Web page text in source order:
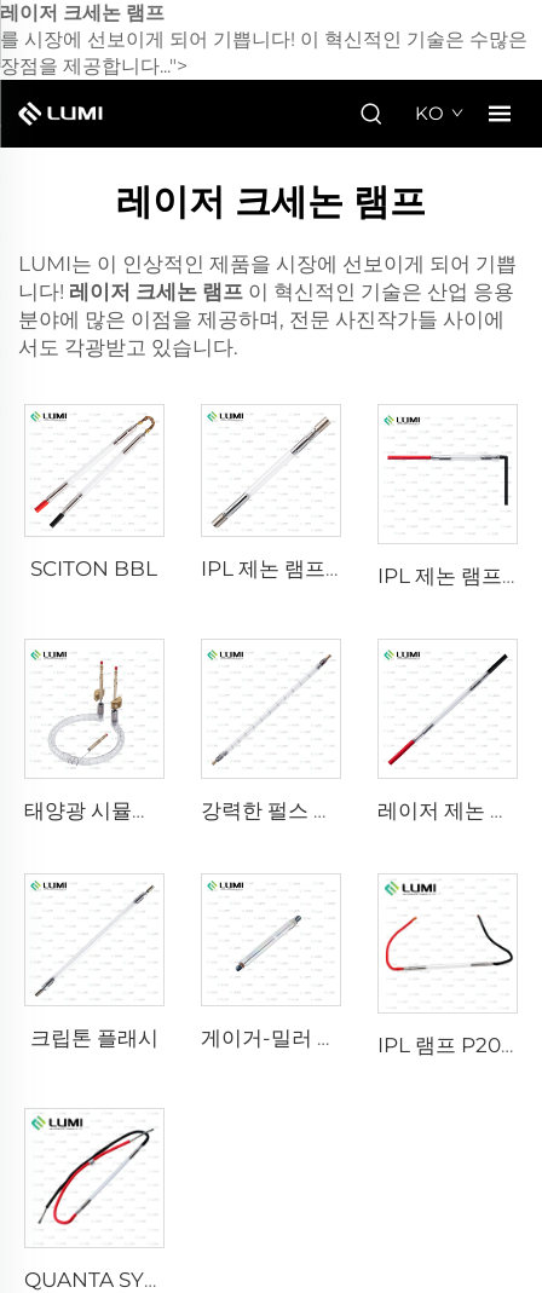
레이저 크세논 램프
를 시장에 선보이게 되어 기쁩니다! 이 혁신적인 기술은 수많은
장점을 제공합니다...">
KO
레이저 크세논 램프
LUMI는 이 인상적인 제품을 시장에 선보이게 되어 기쁩
니다! 레이저 크세논 램프 이 혁신적인 기술은 산업 응용
분야에 많은 이점을 제공하며, 전문 사진작가들 사이에
서도 각광받고 있습니다.
SCITON BBL IPL 제논 램프 P1640 – 7×47×110mm IPL 제논 램프 P1541 – 9×45×100 mm
태양광 시뮬레이터 가스 램프 D1200 – 10×110mm 강력한 펄스 살균 램프 L5590 – 9×250×300mm 레이저 제논 램프 L2021-7×65×130 mm
크립톤 플래시 게이거-밀러 M4011 IPL 램프 P2021-7×65×130mm
QUANTA SYSTEM